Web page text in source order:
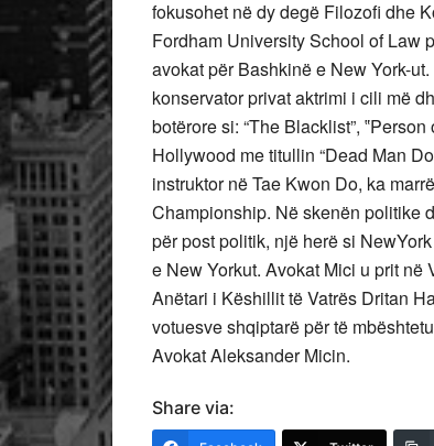
fokusohet në dy degë Filozofi dhe
Fordham University School of Law
avokat për Bashkinë e New York-
konservator privat aktrimi i cili më
botërore si: “The Blacklist”,
Hollywood me titullin “Dead Man
instruktor në Tae Kwon Do, ka
Championship. Në skenën politike
për post politik, një herë si
e New Yorkut. Avokat Mici u prit
Anëtari i Këshillit të Vatrës Dritan
votuesve shqiptarë për të
Avokat Aleksander Micin.
Share via: